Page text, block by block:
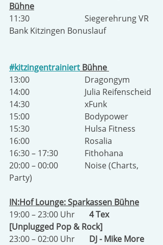
Bühne
11:30                           Siegerehrung VR
Bank Kitzingen Bonuslauf
#kitzingentrainiert Bühne
13:00                           Dragongym
14:00                           Julia Reifenscheid
14:30                           xFunk
15:00                           Bodypower
15:30                           Hulsa Fitness
16:00                           Rosalia
16:30 – 17:30             Fithohana
20:00 – 00:00             Noise (Charts,
Party)
IN:Hof Lounge: Sparkassen Bühne
19:00 – 23:00 Uhr 4 Tex
[Unplugged Pop & Rock]
23:00 – 02:00 Uhr DJ - Mike More